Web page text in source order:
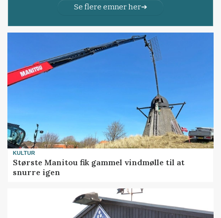
Se flere emner her
KULTUR
Største Manitou fik gammel vindmølle til at
snurre igen